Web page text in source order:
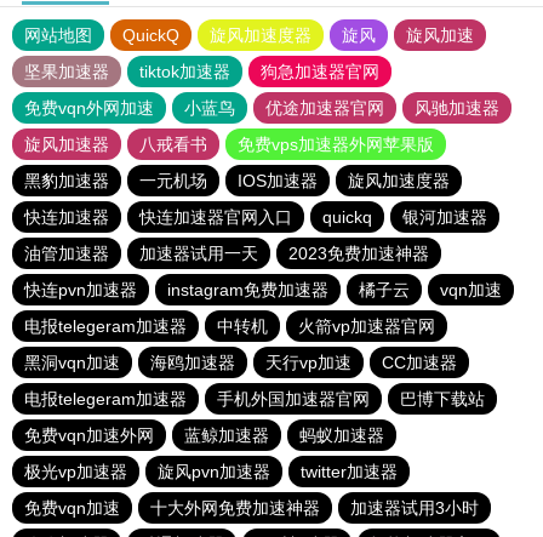
网站地图 QuickQ 旋风加速度器 旋风
旋风加速
坚果加速器
tiktok加速器
狗急加速器官网
免费vqn外网加速
小蓝鸟 优途加速器官网
风驰加速器
旋风加速器
八戒看书
免费vps加速器外网苹果版
黑豹加速器
一元机场 IOS加速器
旋风加速度器
快连加速器
快连加速器官网入口 quickq
银河加速器
油管加速器
加速器试用一天
2023免费加速神器
快连pvn加速器
instagram免费加速器 橘子云
vqn加速
电报telegeram加速器
中转机
火箭vp加速器官网
黑洞vqn加速
海鸥加速器 天行vp加速
CC加速器
电报telegeram加速器
手机外国加速器官网
巴博下载站
免费vqn加速外网
蓝鲸加速器
蚂蚁加速器
极光vp加速器
旋风pvn加速器
twitter加速器
免费vqn加速
十大外网免费加速神器
加速器试用3小时